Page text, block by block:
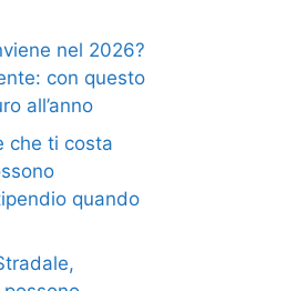
nel 2026?
con questo
all’anno
che ti costa
quando